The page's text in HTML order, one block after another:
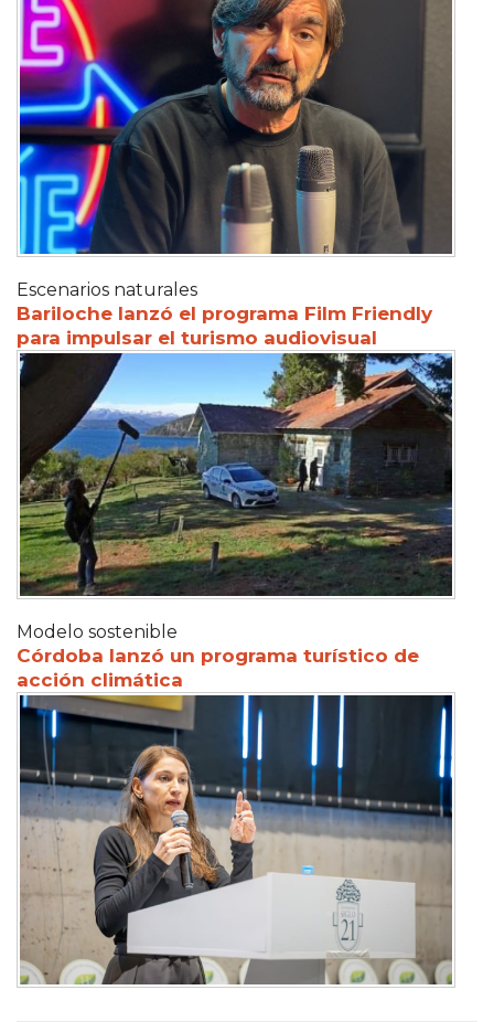
Escenarios naturales
Bariloche lanzó el programa Film Friendly
para impulsar el turismo audiovisual
Modelo sostenible
Córdoba lanzó un programa turístico de
acción climática